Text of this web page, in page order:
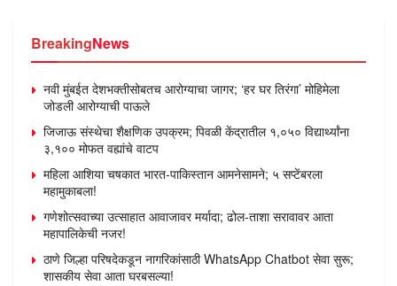
BreakingNews
नवी मुंबईत देशभक्तीसोबतच आरोग्याचा जागर; ‘हर घर तिरंगा’ मोहिमेला
जोडली आरोग्याची पाऊले
जिजाऊ संस्थेचा शैक्षणिक उपक्रम; पिवळी केंद्रातील १,०५० विद्यार्थ्यांना
३,१०० मोफत वह्यांचे वाटप
महिला आशिया चषकात भारत-पाकिस्तान आमनेसामने; ५ सप्टेंबरला
महामुकाबला!
गणेशोत्सवाच्या उत्साहात आवाजावर मर्यादा; ढोल-ताशा सरावावर आता
महापालिकेची नजर!
ठाणे जिल्हा परिषदेकडून नागरिकांसाठी WhatsApp Chatbot सेवा सुरू;
शासकीय सेवा आता घरबसल्या!